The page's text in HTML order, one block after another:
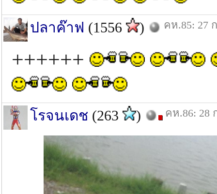
ปลาค๊าฟ (1556 ) คห.85: 27
++++++
โรจนเดช (263 ) คห.86: 28